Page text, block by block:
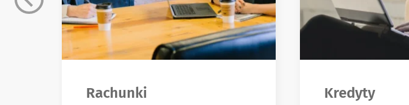
Rachunki Kredyty